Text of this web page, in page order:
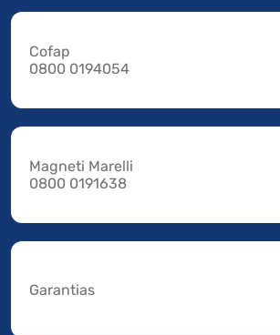
Cofap
0800 0194054
Magneti Marelli
0800 0191638
Garantias